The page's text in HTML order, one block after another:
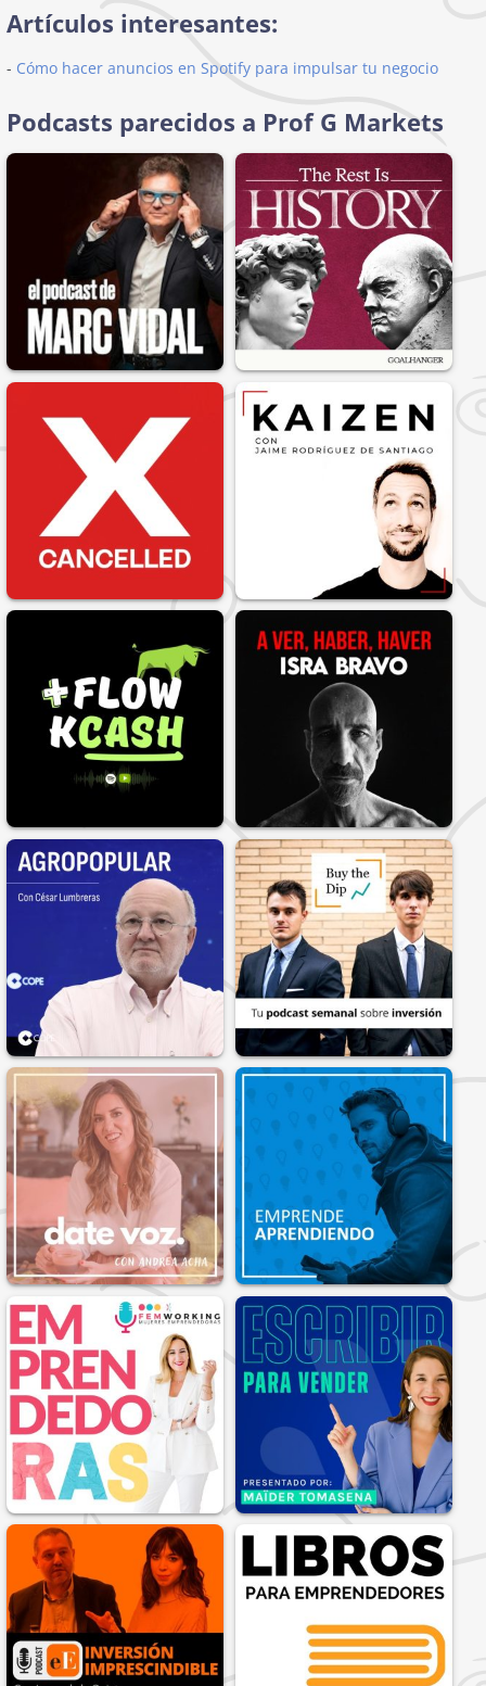
Artículos interesantes:
- Cómo hacer anuncios en Spotify para impulsar tu negocio
Podcasts parecidos a Prof G Markets